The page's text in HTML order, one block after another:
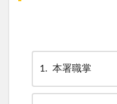
1 本署職掌